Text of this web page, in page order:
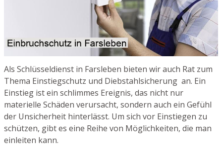
Als Schlüsseldienst in Farsleben bieten wir auch Rat zum
Thema Einstiegschutz und Diebstahlsicherung an. Ein
Einstieg ist ein schlimmes Ereignis, das nicht nur
materielle Schäden verursacht, sondern auch ein Gefühl
der Unsicherheit hinterlässt. Um sich vor Einstiegen zu
schützen, gibt es eine Reihe von Möglichkeiten, die man
einleiten kann.